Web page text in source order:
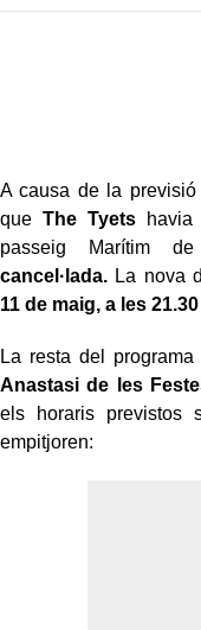
A causa de la previsió
que The Tyets
passeig Marítim
cancel·lada. La nova
11 de maig, a les
La resta del
Anastasi de les
els horaris previstos
empitjoren: